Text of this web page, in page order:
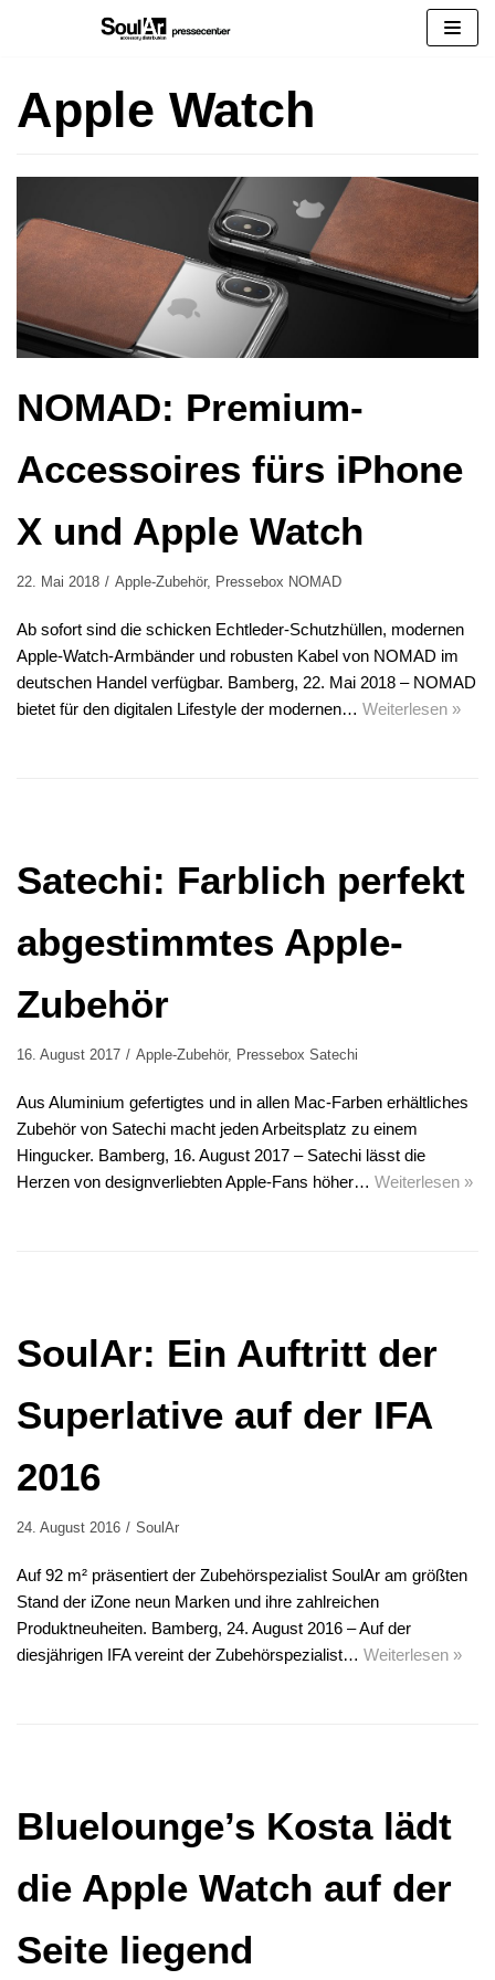
Apple Watch
NOMAD: Premium-
Accessoires fürs iPhone
X und Apple Watch
22. Mai 2018 Apple-Zubehör, Pressebox NOMAD
Ab sofort sind die schicken Echtleder-Schutzhüllen, modernen
Apple-Watch-Armbänder und robusten Kabel von NOMAD im
deutschen Handel verfügbar. Bamberg, 22. Mai 2018 – NOMAD
bietet für den digitalen Lifestyle der modernen… Weiterlesen »
Satechi: Farblich perfekt
abgestimmtes Apple-
Zubehör
16. August 2017 Apple-Zubehör, Pressebox Satechi
Aus Aluminium gefertigtes und in allen Mac-Farben erhältliches
Zubehör von Satechi macht jeden Arbeitsplatz zu einem
Hingucker. Bamberg, 16. August 2017 – Satechi lässt die
Herzen von designverliebten Apple-Fans höher… Weiterlesen »
SoulAr: Ein Auftritt der
Superlative auf der IFA
2016
24. August 2016 SoulAr
Auf 92 m² präsentiert der Zubehörspezialist SoulAr am größten
Stand der iZone neun Marken und ihre zahlreichen
Produktneuheiten. Bamberg, 24. August 2016 – Auf der
diesjährigen IFA vereint der Zubehörspezialist… Weiterlesen »
Bluelounge’s Kosta lädt
die Apple Watch auf der
Seite liegend